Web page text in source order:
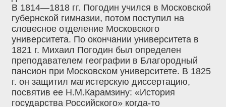
В 1814—1818 гг. Погодин учился в Московской
губернской гимназии, потом поступил на
словесное отделение Московского
университета. По окончании университета в
1821 г. Михаил Погодин был определен
преподавателем географии в Благородный
пансион при Московском университете. В 1825
г. он защитил магистерскую диссертацию,
посвятив ее Н.М.Карамзину: «История
государства Российского» когда-то